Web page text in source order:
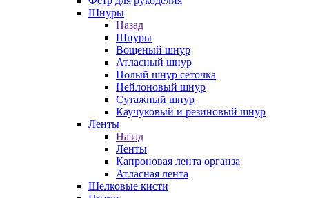
Шнуры
Назад
Шнуры
Вощеный шнур
Атласный шнур
Полый шнур сеточка
Нейлоновый шнур
Сутажный шнур
Каучуковый и резиновый шнур
Ленты
Назад
Ленты
Капроновая лента органза
Атласная лента
Шелковые кисти